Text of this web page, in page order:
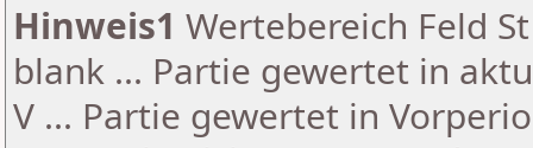
Hinweis1 Wertebereich Feld
blank ... Partie gewertet in
V ... Partie gewertet in